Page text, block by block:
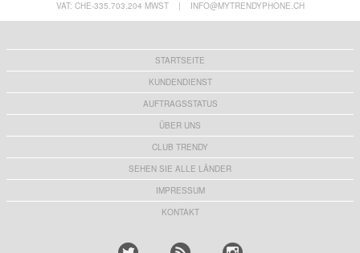
VAT: CHE-335.703.204 MWST
| INFO@MYTRENDYPHONE.CH
STARTSEITE
KUNDENDIENST
AUFTRAGSSTATUS
ÜBER UNS
CLUB TRENDY
SEHEN SIE ALLE LÄNDER
IMPRESSUM
KONTAKT